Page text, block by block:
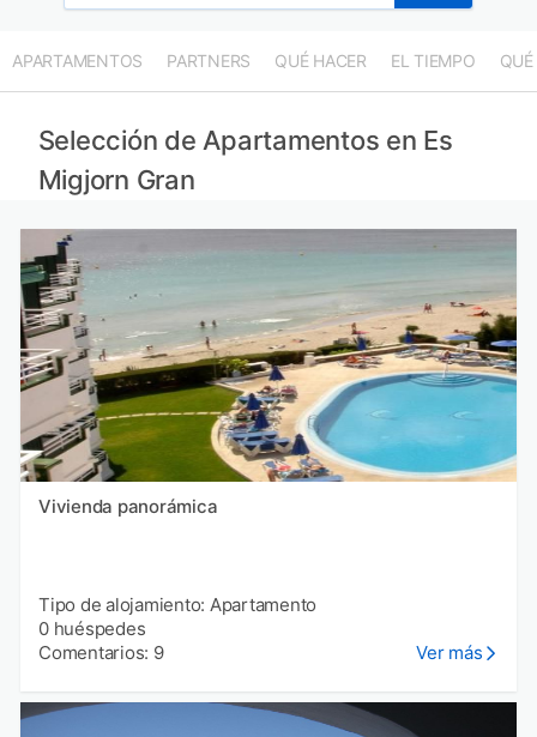
APARTAMENTOS PARTNERS QUÉ HACER EL TIEMPO QUÉ
Selección de Apartamentos en Es
Migjorn Gran
Vivienda panorámica
Tipo de alojamiento: Apartamento
0 huéspedes
Comentarios: 9
Ver más